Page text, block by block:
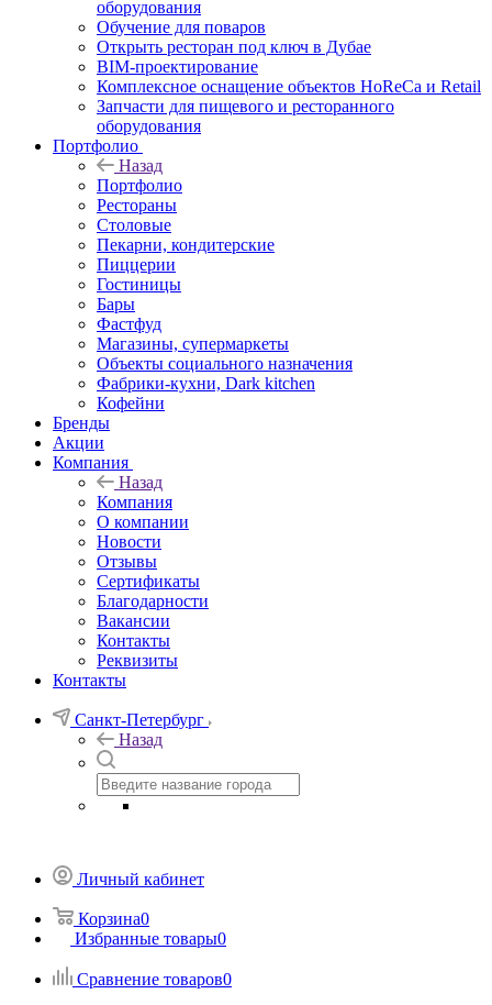
оборудования
Обучение для поваров
Открыть ресторан под ключ в Дубае
BIM-проектирование
Комплексное оснащение объектов HoReCa и Retail
Запчасти для пищевого и ресторанного
оборудования
Портфолио
Назад
Портфолио
Рестораны
Столовые
Пекарни, кондитерские
Пиццерии
Гостиницы
Бары
Фастфуд
Магазины, супермаркеты
Объекты социального назначения
Фабрики-кухни, Dark kitchen
Кофейни
Бренды
Акции
Компания
Назад
Компания
О компании
Новости
Отзывы
Сертификаты
Благодарности
Вакансии
Контакты
Реквизиты
Контакты
Санкт-Петербург
Назад
Личный кабинет
Корзина0
Избранные товары0
Сравнение товаров0